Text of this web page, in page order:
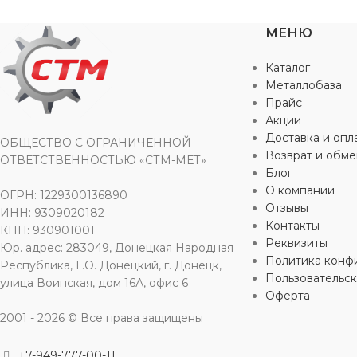
НАПРЯЖЕНИЕ
МОЩНОСТЬ
ТИП ДВИГАТЕЛЯ
ВЕС НЕТТО 3,3 кг
MAX КРУТЯЩИЙ МОМЕНТ
40 Нм
ТИП
MAX
ОБЩЕСТВО С ОГРАНИЧЕННОЙ
ОТВЕТСТВЕННОСТЬЮ «СТМ-МЕТ»
ОГРН: 1229300136890
ИНН: 9309020182
КПП: 930901001
Юр. адрес: 283049, Донецкая Народная
Республика, Г.О. Донецкий, г. Донецк,
улица Воинская, дом 16А, офис 6
2001 - 2026 © Все права защищены
МЕНЮ
Каталог
Металлобаза
Прайс
Акции
Доставка и
Возврат и
Блог
О компании
Отзывы
Контакты
Реквизиты
Политика
Оферта